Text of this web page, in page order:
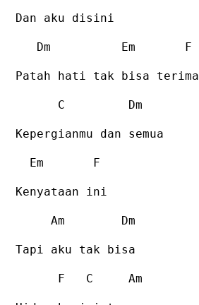
Dan aku disini
Dm Em F
Patah hati tak bisa terima
C Dm
Kepergianmu dan semua
Em F
Kenyataan ini
Am Dm
Tapi aku tak bisa
F C Am